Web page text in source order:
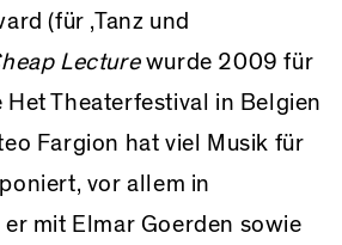
(für ‚Tanz und
Lecturewurde 2009 für
Theaterfestival in Belgien
Fargion hat viel Musik für
vor allem in
mit Elmar Goerden sowie